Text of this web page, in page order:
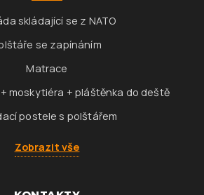
skládající se z NATO
se zapínáním
Matrace
moskytiéra + pláštěnka do deště
postele s polštářem
Zobrazit vše